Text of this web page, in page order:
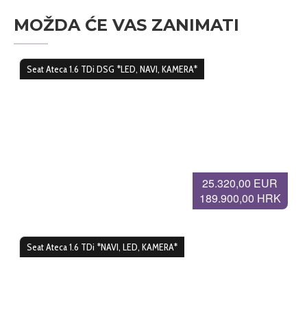
MOŽDA ĆE VAS ZANIMATI
25.320,00 EUR
189.900,00 HRK
Seat Ateca 1.6 TDi DSG *LED, NAVI, KAMERA*
Seat Ateca 1.6 TDi *NAVI, LED, KAMERA*